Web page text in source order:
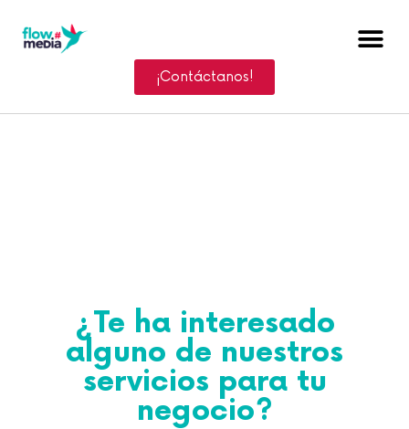
¡Contáctanos!
¿Te ha interesado
alguno de nuestros
servicios para tu
negocio?